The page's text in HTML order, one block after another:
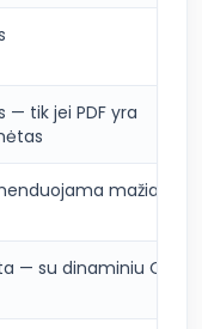
— tik jei PDF yra
mažiau
— su dinaminiu QR